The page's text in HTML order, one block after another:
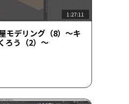
1:27:11
モデリング（8）～キ
ろう（2）～